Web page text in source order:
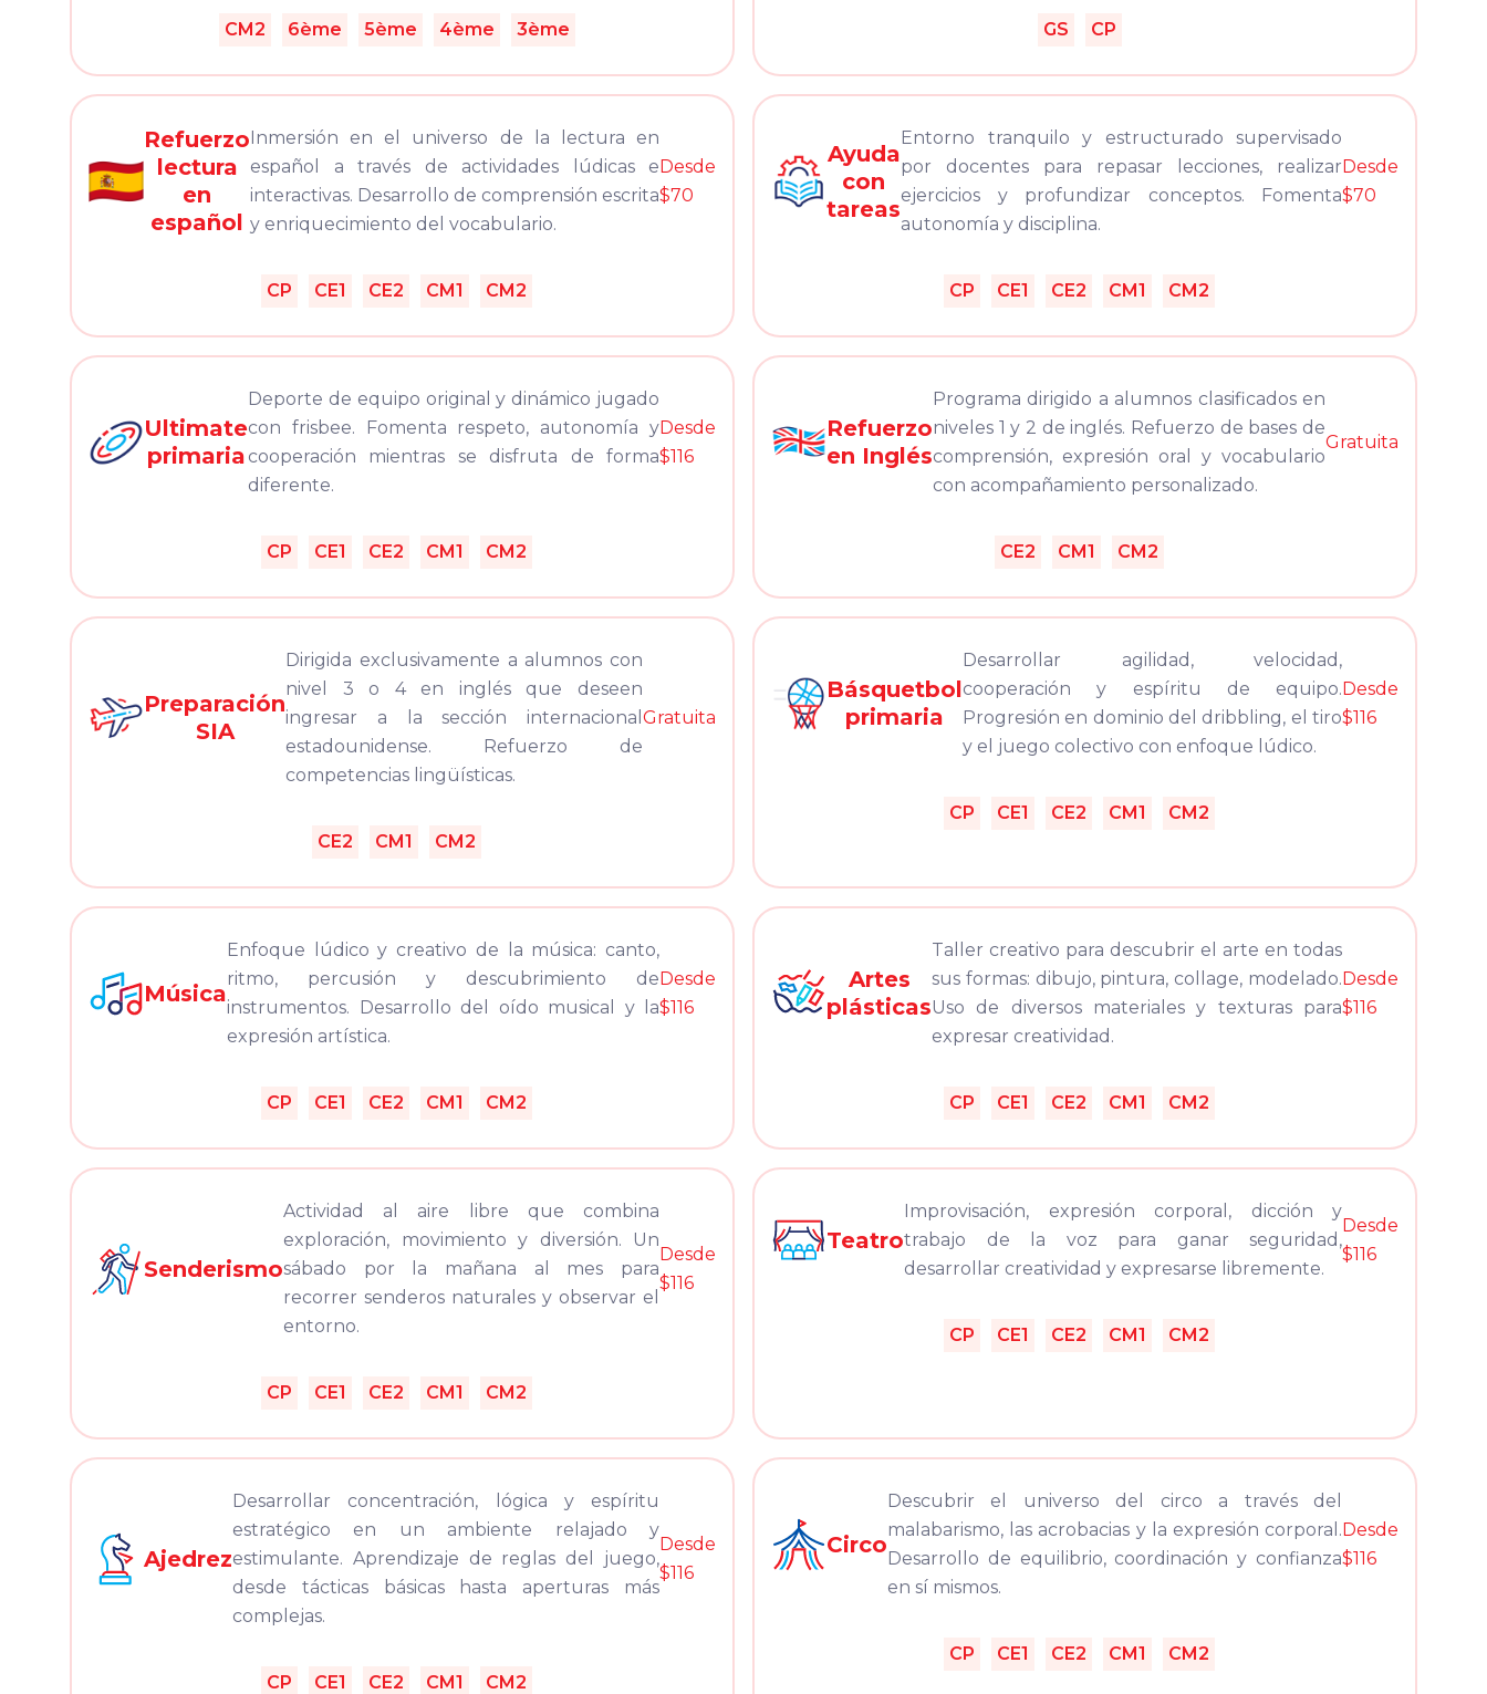
CM2 6ème 5ème 4ème 3ème GS CP
Refuerzo
lectura
en
español
Inmersión en el universo de la lectura en
español a través de actividades lúdicas e
interactivas. Desarrollo de comprensión escrita
y enriquecimiento del vocabulario.
Desde
$70
CP CE1 CE2 CM1 CM2
Ayuda
con
tareas
Entorno tranquilo y estructurado supervisado
por docentes para repasar lecciones, realizar
ejercicios y profundizar conceptos. Fomenta
autonomía y disciplina.
Desde
$70
CP CE1 CE2 CM1 CM2
Ultimate
primaria
Deporte de equipo original y dinámico jugado
con frisbee. Fomenta respeto, autonomía y
cooperación mientras se disfruta de forma
diferente.
Desde
$116
CP CE1 CE2 CM1 CM2
Refuerzo
en Inglés
Programa dirigido a alumnos clasificados en
niveles 1 y 2 de inglés. Refuerzo de bases de
comprensión, expresión oral y vocabulario
con acompañamiento personalizado.
Gratuita
CE2 CM1 CM2
Preparación
SIA
Dirigida exclusivamente a alumnos con
nivel 3 o 4 en inglés que deseen
ingresar a la sección internacional
estadounidense. Refuerzo de
competencias lingüísticas.
Gratuita
CE2 CM1 CM2
Básquetbol
primaria
Desarrollar agilidad, velocidad,
cooperación y espíritu de equipo.
Progresión en dominio del dribbling, el tiro
y el juego colectivo con enfoque lúdico.
Desde
$116
CP CE1 CE2 CM1 CM2
Música
Enfoque lúdico y creativo de la música: canto,
ritmo, percusión y descubrimiento de
instrumentos. Desarrollo del oído musical y la
expresión artística.
Desde
$116
CP CE1 CE2 CM1 CM2
Artes
plásticas
Taller creativo para descubrir el arte en todas
sus formas: dibujo, pintura, collage, modelado.
Uso de diversos materiales y texturas para
expresar creatividad.
Desde
$116
CP CE1 CE2 CM1 CM2
Senderismo
Actividad al aire libre que combina
exploración, movimiento y diversión. Un
sábado por la mañana al mes para
recorrer senderos naturales y observar el
entorno.
Desde
$116
CP CE1 CE2 CM1 CM2
Teatro
Improvisación, expresión corporal, dicción y
trabajo de la voz para ganar seguridad,
desarrollar creatividad y expresarse libremente.
Desde
$116
CP CE1 CE2 CM1 CM2
Ajedrez
Desarrollar concentración, lógica y espíritu
estratégico en un ambiente relajado y
estimulante. Aprendizaje de reglas del juego,
desde tácticas básicas hasta aperturas más
complejas.
Desde
$116
CP CE1 CE2 CM1 CM2
Circo
Descubrir el universo del circo a través del
malabarismo, las acrobacias y la expresión corporal.
Desarrollo de equilibrio, coordinación y confianza
en sí mismos.
Desde
$116
CP CE1 CE2 CM1 CM2